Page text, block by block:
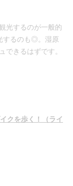
光するのが一般的
するのも◎。湿原
できるはずです。
クを歩く！（ライ